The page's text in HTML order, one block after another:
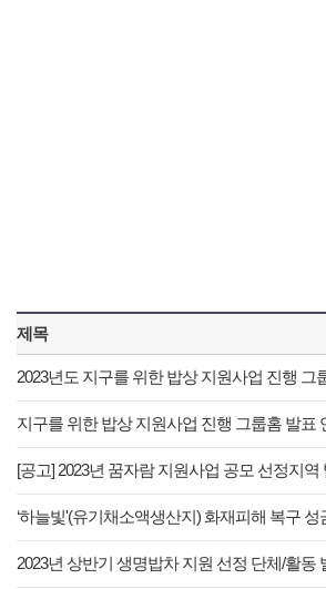
제목
2023년도 지구를 위한 밥상 지원사업 진행 그
지구를 위한 밥상 지원사업 진행 그룹홈 발표
[공고] 2023년 꿈자람 지원사업 공모 선정지역
‘하늘빛'(유기채소액생산지) 화재피해 복구
2023년 상반기 생명밥차 지원 선정 단체/활동